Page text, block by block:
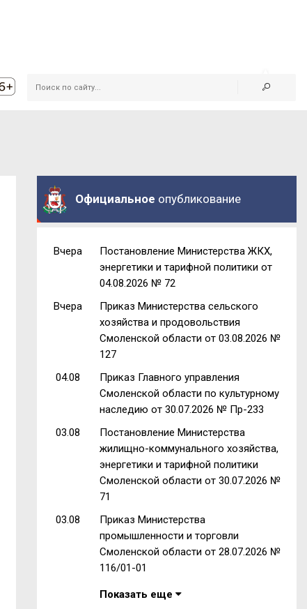
Официальное опубликование
Вчера
Постановление Министерства ЖКХ,
энергетики и тарифной политики от
04.08.2026 № 72
Вчера
Приказ Министерства сельского
хозяйства и продовольствия
Смоленской области от 03.08.2026 №
127
04.08
Приказ Главного управления
Смоленской области по культурному
наследию от 30.07.2026 № Пр-233
03.08
Постановление Министерства
жилищно-коммунального хозяйства,
энергетики и тарифной политики
Смоленской области от 30.07.2026 №
71
03.08
Приказ Министерства
промышленности и торговли
Смоленской области от 28.07.2026 №
116/01-01
Показать еще